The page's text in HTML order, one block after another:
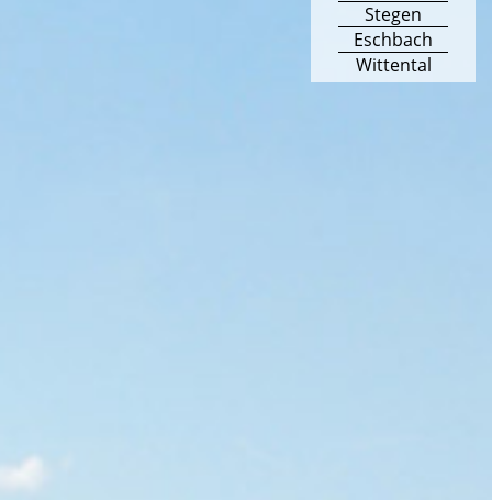
Stegen
Eschbach
Wittental